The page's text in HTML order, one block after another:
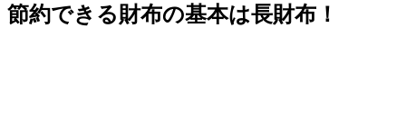
節約できる財布の基本は長財布！